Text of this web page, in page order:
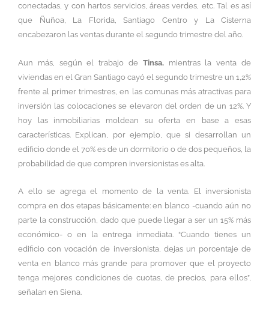
conectadas, y con hartos servicios, áreas verdes, etc. Tal es así
que Ñuñoa, La Florida, Santiago Centro y La Cisterna
encabezaron las ventas durante el segundo trimestre del año.
Aun más, según el trabajo de Tinsa,mientras la venta de
viviendas en el Gran Santiago cayó el segundo trimestre un 1,2%
frente al primer trimestres, en las comunas más atractivas para
inversión las colocaciones se elevaron del orden de un 12%. Y
hoy las inmobiliarias moldean su oferta en base a esas
características. Explican, por ejemplo, que si desarrollan un
edificio donde el 70% es de un dormitorio o de dos pequeños, la
probabilidad de que compren inversionistas es alta.
A ello se agrega el momento de la venta. El inversionista
compra en dos etapas básicamente: en blanco -cuando aún no
parte la construcción, dado que puede llegar a ser un 15% más
económico- o en la entrega inmediata. “Cuando tienes un
edificio con vocación de inversionista, dejas un porcentaje de
venta en blanco más grande para promover que el proyecto
tenga mejores condiciones de cuotas, de precios, para ellos”,
señalan en Siena.